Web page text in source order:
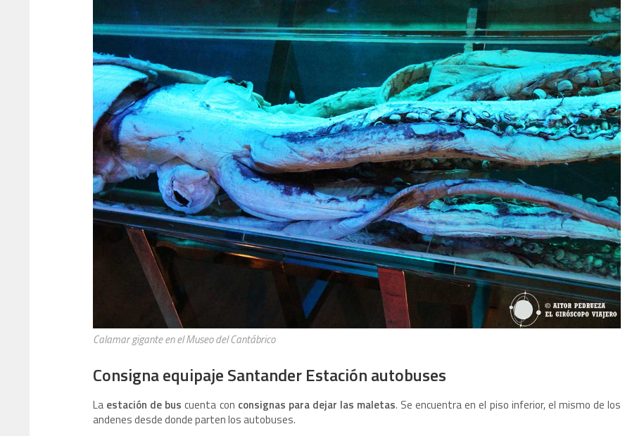
Calamar gigante en el Museo del Cantábrico
Consigna equipaje Santander Estación autobuses
La estación de bus cuenta con consignas para dejar las maletas. Se encuentra en el piso inferior, el mismo de los
andenes desde donde parten los autobuses.